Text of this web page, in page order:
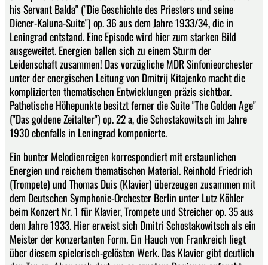
his Servant Balda" ("Die Geschichte des Priesters und seine
Diener-Kaluna-Suite") op. 36 aus dem Jahre 1933/34, die in
Leningrad entstand. Eine Episode wird hier zum starken Bild
ausgeweitet. Energien ballen sich zu einem Sturm der
Leidenschaft zusammen! Das vorzügliche MDR Sinfonieorchester
unter der energischen Leitung von Dmitrij Kitajenko macht die
komplizierten thematischen Entwicklungen präzis sichtbar.
Pathetische Höhepunkte besitzt ferner die Suite "The Golden Age"
("Das goldene Zeitalter") op. 22 a, die Schostakowitsch im Jahre
1930 ebenfalls in Leningrad komponierte.
Ein bunter Melodienreigen korrespondiert mit erstaunlichen
Energien und reichem thematischen Material. Reinhold Friedrich
(Trompete) und Thomas Duis (Klavier) überzeugen zusammen mit
dem Deutschen Symphonie-Orchester Berlin unter Lutz Köhler
beim Konzert Nr. 1 für Klavier, Trompete und Streicher op. 35 aus
dem Jahre 1933. Hier erweist sich Dmitri Schostakowitsch als ein
Meister der konzertanten Form. Ein Hauch von Frankreich liegt
über diesem spielerisch-gelösten Werk. Das Klavier gibt deutlich